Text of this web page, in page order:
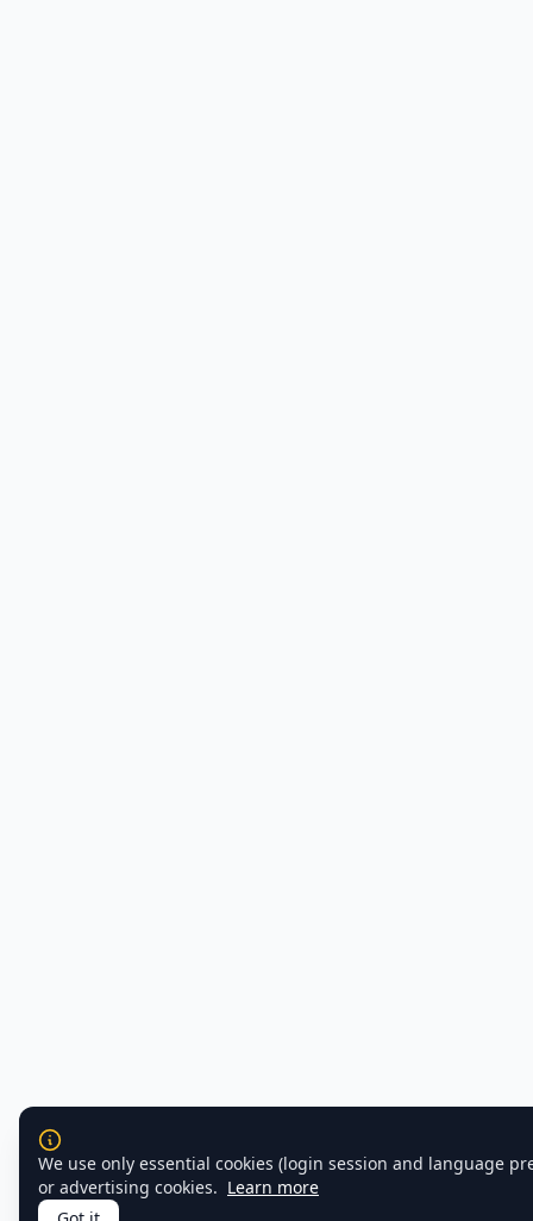
We use only essential cookies (login session and language
or advertising cookies. Learn more